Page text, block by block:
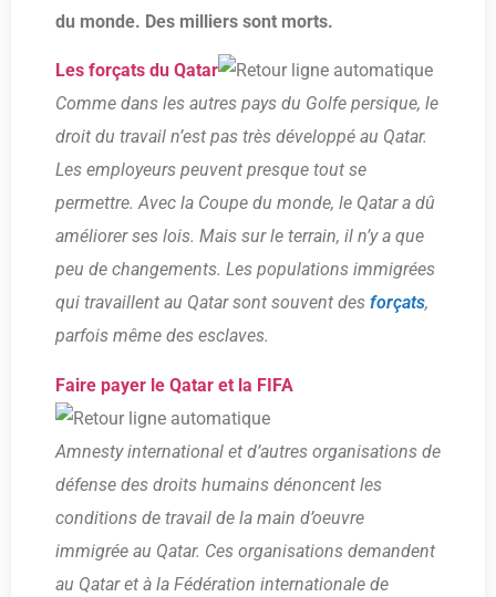
du monde. Des milliers sont morts.
Les forçats du Qatar
Comme dans les autres pays du Golfe persique, le
droit du travail n’est pas très développé au Qatar.
Les employeurs peuvent presque tout se
permettre. Avec la Coupe du monde, le Qatar a dû
améliorer ses lois. Mais sur le terrain, il n’y a que
peu de changements. Les populations immigrées
qui travaillent au Qatar sont souvent des forçats,
parfois même des esclaves.
Faire payer le Qatar et la FIFA
Amnesty international et d’autres organisations de
défense des droits humains dénoncent les
conditions de travail de la main d’oeuvre
immigrée au Qatar. Ces organisations demandent
au Qatar et à la Fédération internationale de